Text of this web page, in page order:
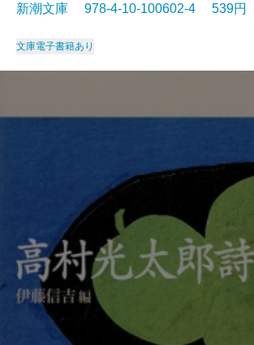
新潮文庫 978-4-10-100602-4 539円
文庫電子書籍あり